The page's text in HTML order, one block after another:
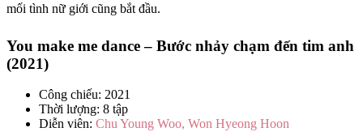
mối tình nữ giới cũng bắt đầu.
You make me dance – Bước nhảy chạm đến tim anh
(2021)
Công chiếu: 2021
Thời lượng: 8 tập
Diễn viên: Chu Young Woo, Won Hyeong Hoon